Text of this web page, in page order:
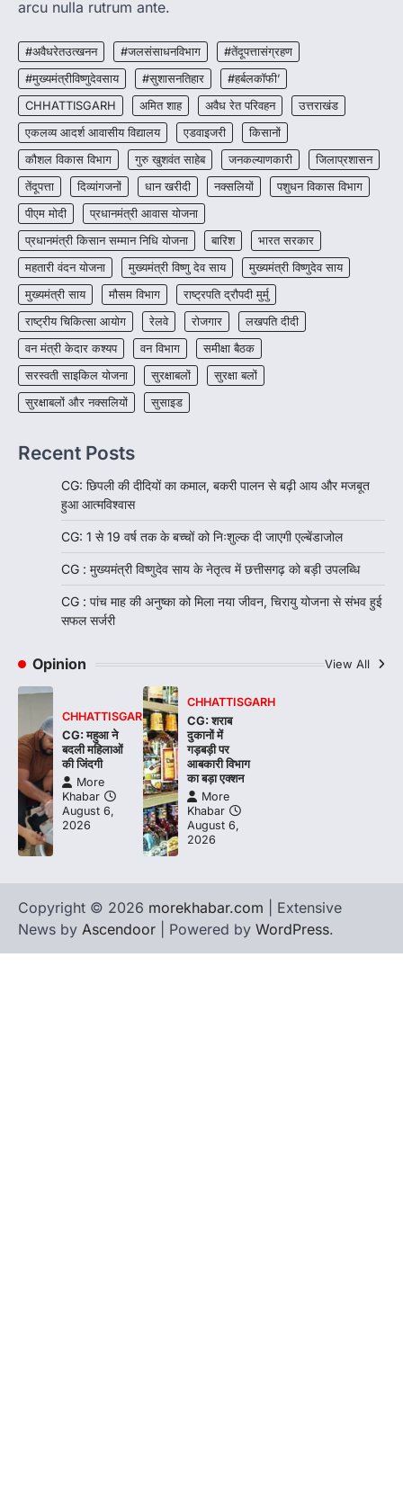
3
More Khabar
हरित विकास और किसानों की आय…
4
CHHATTISGARH
CG : पांच माह की अनुष्का को मिला नया
जीवन, चिरायु योजना से संभव हुई सफल सर्जरी
More Khabar August 7, 2026
रायपुर। राष्ट्रीय बाल स्वास्थ्य कार्यक्रम (चिरायु) के तहत
जशपुर जिले की 5 माह की मासूम…
arcu nulla rutrum ante.
#अवैधरेतउत्खनन #जलसंसाधनविभाग
#तेंदूपत्तासंग्रहण
#मुख्यमंत्रीविष्णुदेवसाय
#सुशासनतिहार
#हर्बलकॉफी’
CHHATTISGARH
अमित शाह अवैध रेत परिवहन
उत्तराखंड
एकलव्य आदर्श आवासीय विद्यालय
एडवाइजरी
किसानों
कौशल विकास विभाग
गुरु खुशवंत साहेब जनकल्याणकारी
जिलाप्रशासन
तेंदूपत्ता
दिव्यांगजनों धान खरीदी नक्सलियों
पशुधन विकास विभाग
पीएम मोदी
प्रधानमंत्री आवास योजना
प्रधानमंत्री किसान सम्मान निधि योजना
बारिश
भारत सरकार
महतारी वंदन योजना
मुख्यमंत्री विष्णु देव साय
मुख्यमंत्री विष्णुदेव साय
मुख्यमंत्री साय
मौसम विभाग
राष्ट्रपति द्रौपदी मुर्मु
राष्ट्रीय चिकित्सा आयोग
रेलवे रोजगार
लखपति दीदी
वन मंत्री केदार कश्यप
वन विभाग
समीक्षा बैठक
सरस्वती साइकिल योजना
सुरक्षाबलों
सुरक्षा बलों
सुरक्षाबलों और नक्सलियों
सुसाइड
Recent Posts
CG: छिपली की दीदियों का कमाल, बकरी पालन से बढ़ी आय और मजबूत
हुआ आत्मविश्वास
CG: 1 से 19 वर्ष तक के बच्चों को निःशुल्क दी जाएगी एल्बेंडाजोल
CG : मुख्यमंत्री विष्णुदेव साय के नेतृत्व में छत्तीसगढ़ को बड़ी उपलब्धि
CG : पांच माह की अनुष्का को मिला नया जीवन, चिरायु योजना से संभव हुई
सफल सर्जरी
Opinion View All
CHHATTISGARH
CG: महुआ ने
बदली महिलाओं
की जिंदगी
More
Khabar
August 6,
2026
CHHATTISGARH
CG: शराब
दुकानों में
गड़बड़ी पर
आबकारी विभाग
का बड़ा एक्शन
More
Khabar
August 6,
2026
Copyright © 2026 morekhabar.com | Extensive
News by Ascendoor | Powered by WordPress.